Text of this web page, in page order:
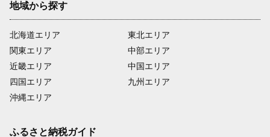
地域から探す
北海道エリア
関東エリア
近畿エリア
四国エリア
沖縄エリア
東北エリア
中部エリア
中国エリア
九州エリア
ふるさと納税ガイド